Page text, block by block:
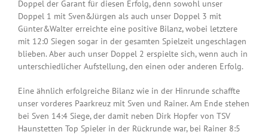
Doppel der Garant für diesen Erfolg, denn sowohl unser
Doppel 1 mit Sven&Jürgen als auch unser Doppel 3 mit
Günter&Walter erreichte eine positive Bilanz, wobei letztere
mit 12:0 Siegen sogar in der gesamten Spielzeit ungeschlagen
blieben. Aber auch unser Doppel 2 erspielte sich, wenn auch in
unterschiedlicher Aufstellung, den einen oder anderen Erfolg.
Eine ähnlich erfolgreiche Bilanz wie in der Hinrunde schaffte
unser vorderes Paarkreuz mit Sven und Rainer. Am Ende stehen
bei Sven 14:4 Siege, der damit neben Dirk Hopfer von TSV
Haunstetten Top Spieler in der Rückrunde war, bei Rainer 8:5